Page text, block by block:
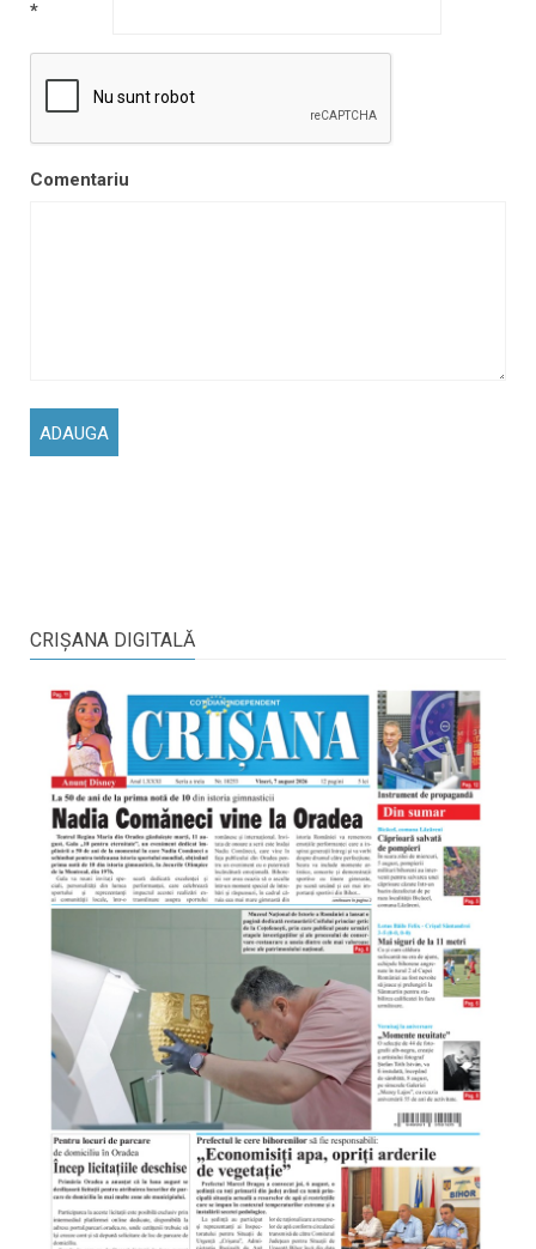
*
Comentariu
CRIŞANA DIGITALĂ